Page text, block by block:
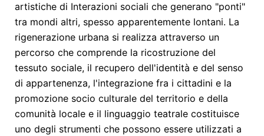
artistiche di Interazioni sociali che generano "ponti"
tra mondi altri, spesso apparentemente lontani. La
rigenerazione urbana si realizza attraverso un
percorso che comprende la ricostruzione del
tessuto sociale, il recupero dell'identità e del senso
di appartenenza, l'integrazione fra i cittadini e la
promozione socio culturale del territorio e della
comunità locale e il linguaggio teatrale costituisce
uno degli strumenti che possono essere utilizzati a